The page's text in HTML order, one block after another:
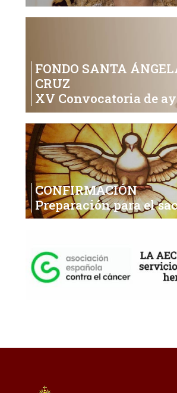
FONDO SANTA
CRUZ
XV Convocatoria de
CONFIRMACIÓN
Preparación para el